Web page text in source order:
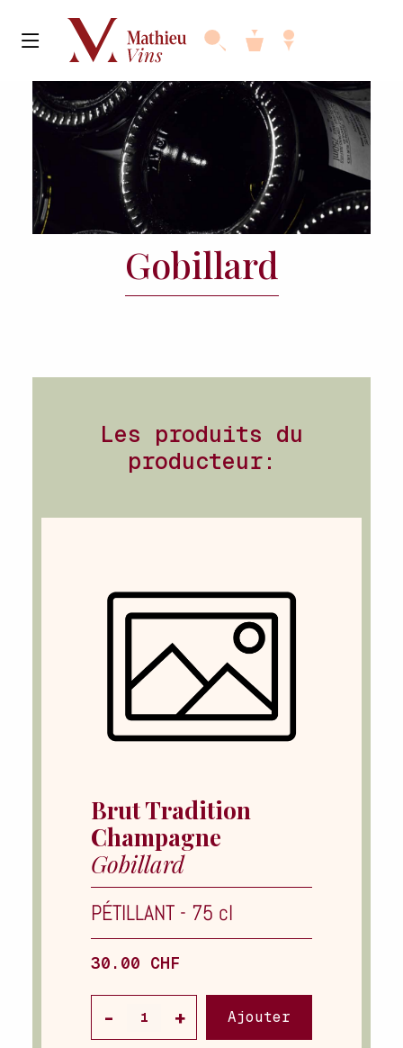
Gobillard
Les produits du
producteur:
Brut Tradition
Champagne
Gobillard
PÉTILLANT - 75 cl
30.00 CHF
Ajouter